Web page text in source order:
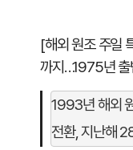
[해외 원조 주일
까지…1975년 출
1993년 해외
전환, 지난해